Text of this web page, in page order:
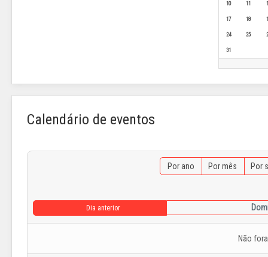
10 11
17 18
24 25
31
Calendário de eventos
Por ano Por mês Por
Dia anterior
Não